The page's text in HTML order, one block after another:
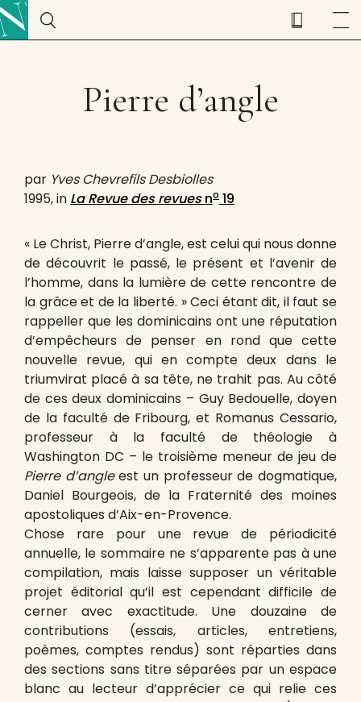
Pierre d’angle
par Yves Chevrefils Desbiolles
1995, in La Revue des revuesno 19
« Le Christ, Pierre d’angle, est celui qui nous donne
de découvrit le passé, le présent et l’avenir de
l’homme, dans la lumière de cette rencontre de
la grâce et de la liberté. » Ceci étant dit, il faut se
rappeller que les dominicains ont une réputation
d’empêcheurs de penser en rond que cette
nouvelle revue, qui en compte deux dans le
triumvirat placé à sa tête, ne trahit pas. Au côté
de ces deux dominicains – Guy Bedouelle, doyen
de la faculté de Fribourg, et Romanus Cessario,
professeur à la faculté de théologie à
Washington DC – le troisième meneur de jeu de
Pierre d’angleest un professeur de dogmatique,
Daniel Bourgeois, de la Fraternité des moines
apostoliques d’Aix-en-Provence.
Chose rare pour une revue de périodicité
annuelle, le sommaire ne s’apparente pas à une
compilation, mais laisse supposer un véritable
projet éditorial qu’il est cependant difficile de
cerner avec exactitude. Une douzaine de
contributions (essais, articles, entretiens,
poèmes, comptes rendus) sont réparties dans
des sections sans titre séparées par un espace
blanc au lecteur d’apprécier ce qui relie ces